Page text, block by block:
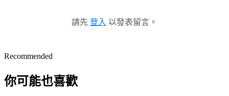
請先 登入 以發表留言。
Recommended
你可能也喜歡